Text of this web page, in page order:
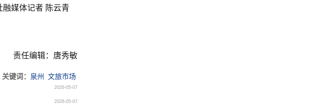
媒体记者 陈云青
责任编辑：唐秀敏
关键词： 泉州
文旅市场
2026-05-07
2026-05-07